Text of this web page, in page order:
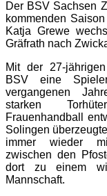
Der BSV Sachsen
kommenden
Katja Grewe
Gräfrath nach
Mit der 27-
BSV eine
vergangenen
starken
Frauenhandball
Solingen
immer wieder
zwischen den
dort zu einem
Mannschaft.